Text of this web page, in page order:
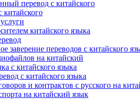
перевод с китайского
китайского
китайского языка
заверение переводов с китайского
на китайский
с китайского языка
с китайского языка
и контрактов с русского на
на китайский язык